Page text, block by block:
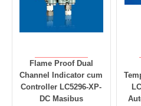
Flame Proof Dual
Channel Indicator cum
Controller LC5296-XP-
DC Masibus